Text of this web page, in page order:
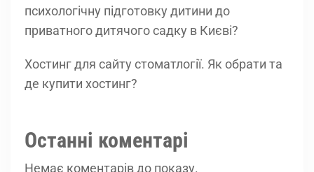
психологічну підготовку дитини до
приватного дитячого садку в Києві?
Хостинг для сайту стоматлогії. Як обрати та
де купити хостинг?
Останні коментарі
Немає коментарів до показу.